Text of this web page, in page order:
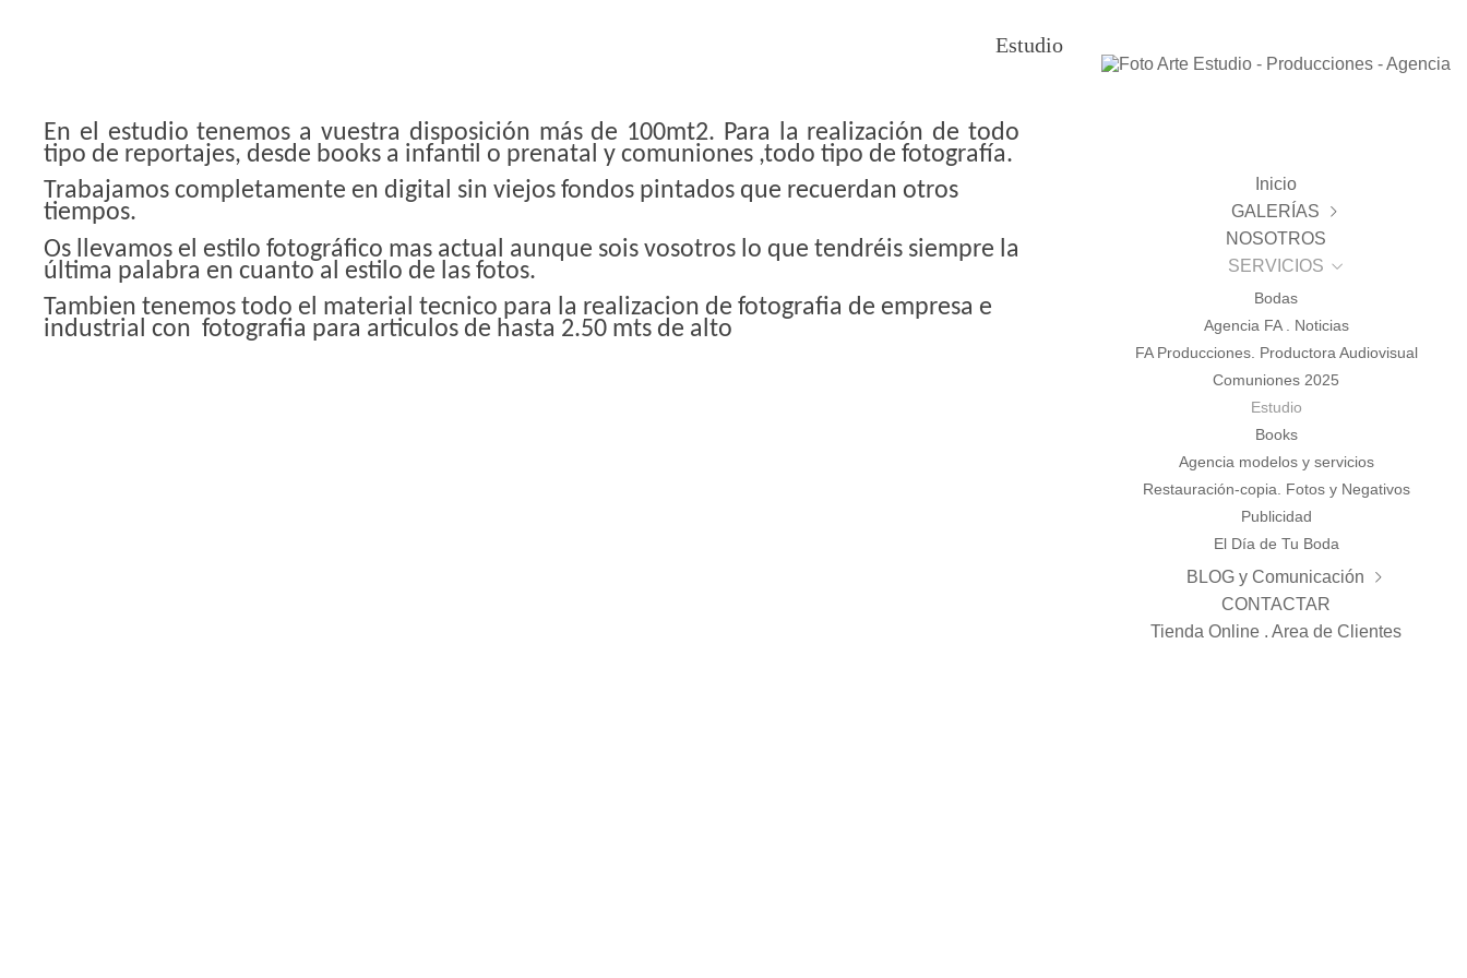
Inicio
GALERÍAS
BODAS
Reportajes
Novias
Magda y Javier
Manoli y Manuel
ESTUDIO
Infantil
Comunion
Prenatal
Books
PAISAJE
VIDEO
PUBLICIDAD
NOSOTROS
SERVICIOS
Bodas
Agencia FA . Noticias
FA Producciones. Productora Audiovisual
Comuniones 2025
Estudio
Books
Agencia modelos y servicios
Restauración-copia. Fotos y Negativos
Publicidad
El Día de Tu Boda
BLOG y Comunicación
General
Bienvenidos
CONTACTAR
Tienda Online . Area de Clientes
Estudio
En el estudio tenemos a vuestra disposición más de 100mt2. Para la realización de todo
tipo de reportajes, desde books a infantil o prenatal y comuniones ,todo tipo de fotografía.
Trabajamos completamente en digital sin viejos fondos pintados que recuerdan otros
tiempos.
Os llevamos el estilo fotográfico mas actual aunque sois vosotros lo que tendréis siempre la
última palabra en cuanto al estilo de las fotos.
Tambien tenemos todo el material tecnico para la realizacion de fotografia de empresa e
industrial con fotografia para articulos de hasta 2.50 mts de alto